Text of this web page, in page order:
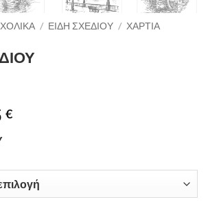
/ ΕΙΔΗ ΣΧΕΔΙΟΥ / ΧΑΡΤΙΑ
€Price
3,95 €